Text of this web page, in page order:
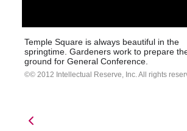
Temple Square is always beautiful in the
springtime. Gardeners work to prepare
ground for General Conference.
© 2012 Intellectual Reserve, Inc. All rights